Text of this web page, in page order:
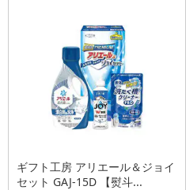
ギフト工房 アリエール＆ジョイ
セット GAJ-15D 【熨斗...